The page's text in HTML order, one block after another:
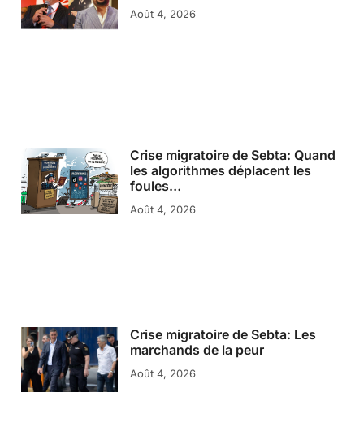
Août 4, 2026
Crise migratoire de Sebta: Quand
les algorithmes déplacent les
foules…
Août 4, 2026
Crise migratoire de Sebta: Les
marchands de la peur
Août 4, 2026